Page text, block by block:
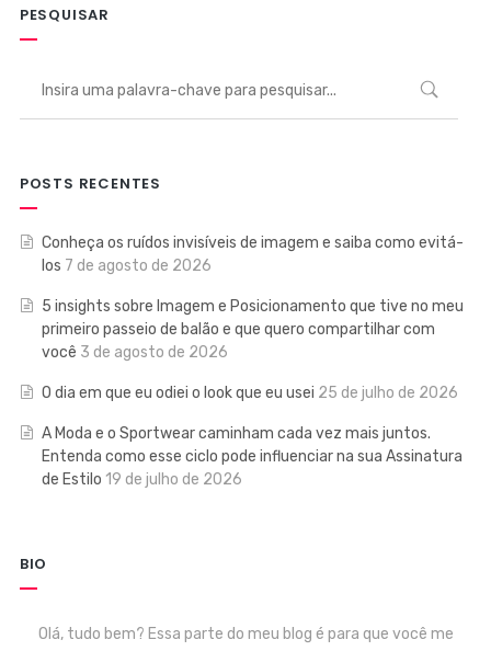
PESQUISAR
POSTS RECENTES
Conheça os ruídos invisíveis de imagem e saiba como evitá-
los 7 de agosto de 2026
5 insights sobre Imagem e Posicionamento que tive no meu
primeiro passeio de balão e que quero compartilhar com
você 3 de agosto de 2026
O dia em que eu odiei o look que eu usei 25 de julho de 2026
A Moda e o Sportwear caminham cada vez mais juntos.
Entenda como esse ciclo pode influenciar na sua Assinatura
de Estilo 19 de julho de 2026
BIO
Olá, tudo bem? Essa parte do meu blog é para que você me